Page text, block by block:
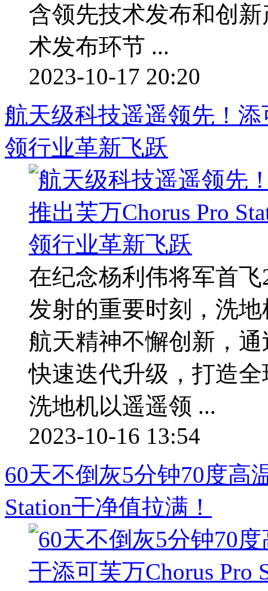
含领先技术发布和创
术发布环节 ...
2023-10-17 20:20
航天级科技遥遥领先！添
领行业革新飞跃
在纪念杨利伟将军首
发射的重要时刻，洗
航天精神不懈创新，
快速迭代升级，打造
洗地机以遥遥领 ...
2023-10-16 13:54
60天不倒灰5分钟70度高
Station干净值拉满！